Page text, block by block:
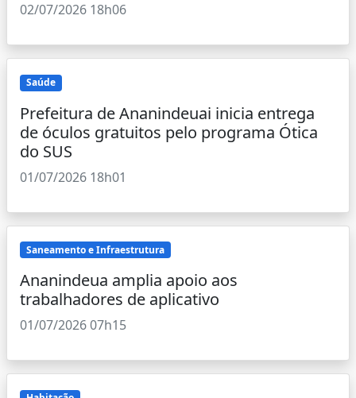
02/07/2026 18h06
Saúde
Prefeitura de Ananindeuai inicia entrega
de óculos gratuitos pelo programa Ótica
do SUS
01/07/2026 18h01
Saneamento e Infraestrutura
Ananindeua amplia apoio aos
trabalhadores de aplicativo
01/07/2026 07h15